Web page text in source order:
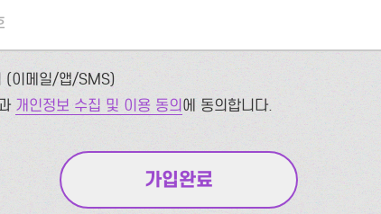
(이메일/앱/SMS)
개인정보 수집 및 이용 동의에 동의합니다.